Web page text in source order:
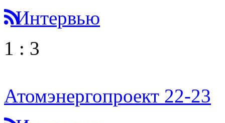
Интервью
1 : 3
Атомэнергопроект 22-23